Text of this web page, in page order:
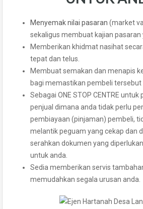
Menyemak nilai pasaran (market
sekaligus membuat kajian pasaran
Memberikan khidmat nasihat
tepat dan telus.
Membuat semakan dan menapis
bagi memastikan pembeli tersebut
Sebagai ONE STOP CENTRE
penjual dimana anda tidak perlu
pembiayaan (pinjaman) pembeli,
melantik peguam yang cekap dan
serahkan dokumen yang
untuk anda.
Sedia memberikan servis
memudahkan segala urusan anda.